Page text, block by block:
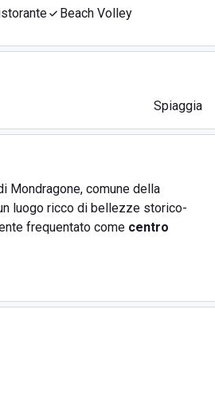
Beach Volley
Spiaggia
Mondragone, comune della
luogo ricco di bellezze storico-
frequentato come centro
litorale, caratteristico per
molto fine, ha sede ilLido Blu